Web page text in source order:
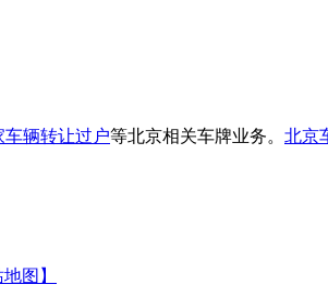
车辆转让过户等北京相关车牌业务。 北京
地图】